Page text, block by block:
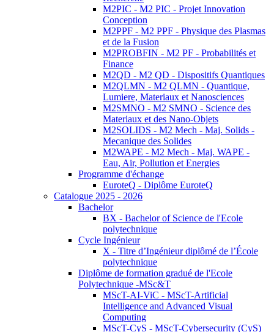
M2PIC - M2 PIC - Projet Innovation
Conception
M2PPF - M2 PPF - Physique des Plasmas
et de la Fusion
M2PROBFIN - M2 PF - Probabilités et
Finance
M2QD - M2 QD - Dispositifs Quantiques
M2QLMN - M2 QLMN - Quantique,
Lumiere, Materiaux et Nanosciences
M2SMNO - M2 SMNO - Science des
Materiaux et des Nano-Objets
M2SOLIDS - M2 Mech - Maj. Solids -
Mecanique des Solides
M2WAPE - M2 Mech - Maj. WAPE -
Eau, Air, Pollution et Energies
Programme d'échange
EuroteQ - Diplôme EuroteQ
Catalogue 2025 - 2026
Bachelor
BX - Bachelor of Science de l'Ecole
polytechnique
Cycle Ingénieur
X - Titre d’Ingénieur diplômé de l’École
polytechnique
Diplôme de formation gradué de l'Ecole
Polytechnique -MSc&T
MScT-AI-ViC - MScT-Artificial
Intelligence and Advanced Visual
Computing
MScT-CyS - MScT-Cybersecurity (CyS)